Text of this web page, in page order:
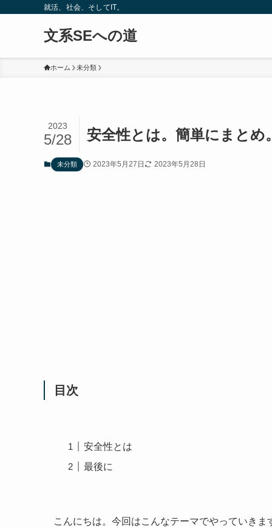
就活、社会、そしてIT。
文系SEへの道
ホーム 未分類
安全性とは。簡単にまとめ
2023
5/28
未分類 2023年5月27日 2023年5月28日
目次
安全性とは
最後に
こんにちは。今回はこんなテーマでやっていきま